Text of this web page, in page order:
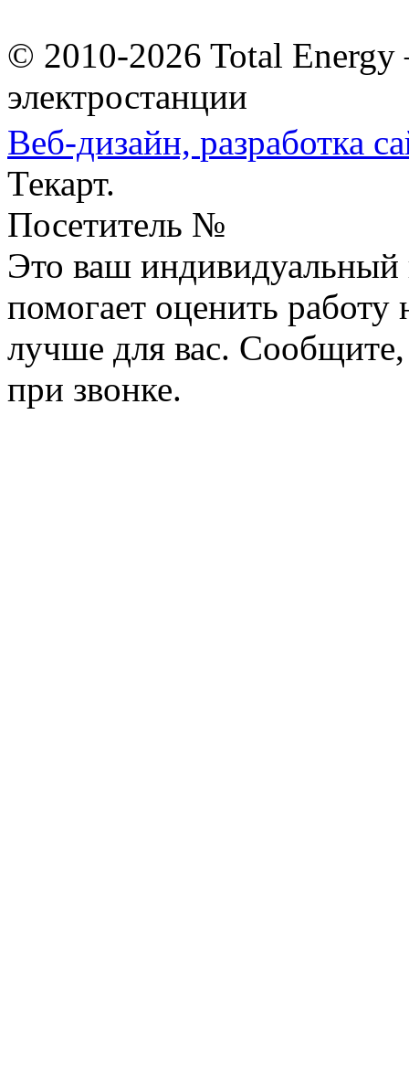
© 2010-2026 Total
электростанции
Веб-дизайн, разработка
Текарт.
Посетитель №
Это ваш
помогает оценить работу
лучше для вас.
при звонке.